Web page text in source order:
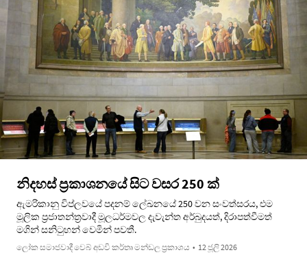
නිදහස් ප්‍රකාශනයේ සිට වසර 250 ක්
ඇමරිකානු විප්ලවයේ පදනම් ලේඛනයේ 250 වන සංවත්සරය, එම
මූලික ප්‍රජාතන්ත්‍රවාදී මූලධර්මවල දැවැන්ත අර්බුදයත්, දිරාපත්වීමත්
මගින් සනිටුහන් වෙමින් පවතී.
ලෝක සමාජවාදී වෙබ් අඩවි කර්තෘ මන්ඩල ප්‍රකාශය • 12 ජූලි 2026